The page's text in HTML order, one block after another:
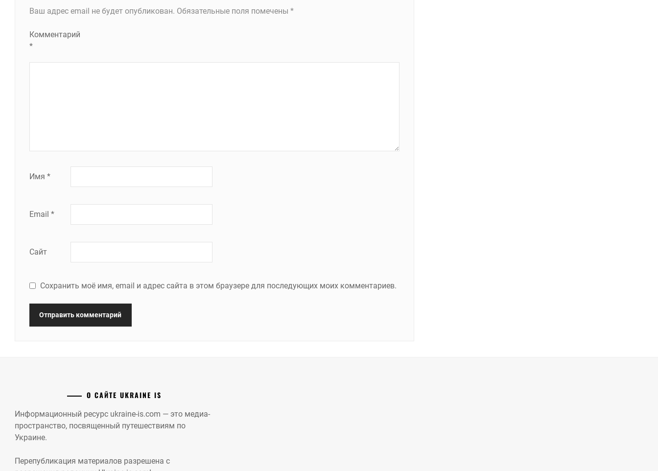
Ваш адрес email не будет опубликован. Обязательные поля помечены *
Комментарий
*
Имя *
Email *
Сайт
Сохранить моё имя, email и адрес сайта в этом браузере для последующих моих комментариев.
О САЙТЕ UKRAINE IS
Информационный ресурс ukraine-is.com — это медиа-
пространство, посвященный путешествиям по
Украине.
Перепубликация материалов разрешена с